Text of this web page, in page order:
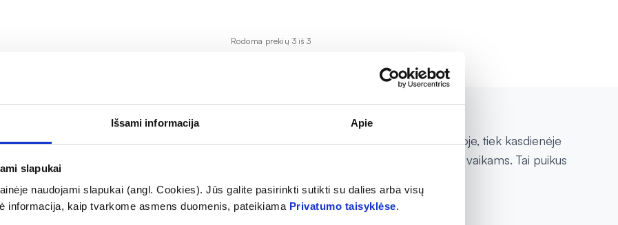
Išsami informacija Apie
slapukai
naudojami slapukai (angl. Cookies). Jūs galite pasirinkti sutikti su dalies arba visų
informacija, kaip tvarkome asmens duomenis, pateikiama Privatumo taisyklėse.
Rodoma prekių 3 iš 3
uodų ir kitų įkandimus sukeliančių vabzdžių. Priemonės tinkamos naudoti tiek gamtoje, tiek kasdienėje
ir malonų kvapą, nepalikdami lipnumo pojūčio ant odos. Tinka suaugusiesiems ir vaikams. Tai puikus
ligų.